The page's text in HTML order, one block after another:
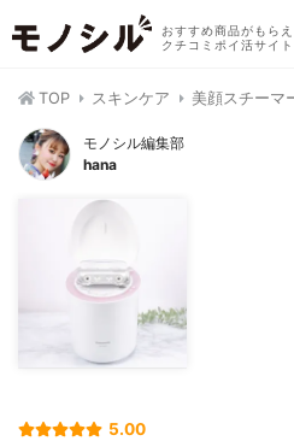
おすすめ商品がもらえ
クチコミポイ活サイト
TOP スキンケア 美顔スチーマ
モノシル編集部
hana
5.00